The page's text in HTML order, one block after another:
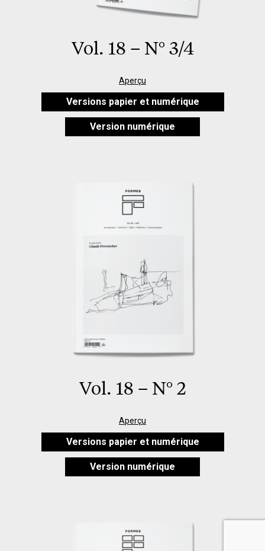
Vol. 18 – N° 3/4
Aperçu
Versions papier et numérique
Version numérique
Vol. 18 – N° 2
Aperçu
Versions papier et numérique
Version numérique